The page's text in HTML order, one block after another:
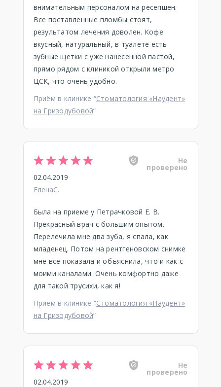
внимательным персоналом на ресепшен.
Все поставленные пломбы стоят,
результатом лечения доволен. Кофе
вкусный, натуральный, в туалете есть
зубные щетки с уже нанесенной пастой,
прямо рядом с клиникой открыли метро
ЦСК, что очень удобно.
Приём в клинике “Стоматология «Наудент»
на Гризодубовой”
Не
проверено
02.04.2019
ЕленаС.
Была на приеме у Петрачковой Е. В.
Прекрасный врач с большим опытом.
Перелечила мне два зуба, я спала, как
младенец. Потом на рентгеновском снимке
мне все показала и объяснила, что и как с
моими каналами. Очень комфортно даже
для такой трусихи, как я!
Приём в клинике “Стоматология «Наудент»
на Гризодубовой”
Не
проверено
02.04.2019